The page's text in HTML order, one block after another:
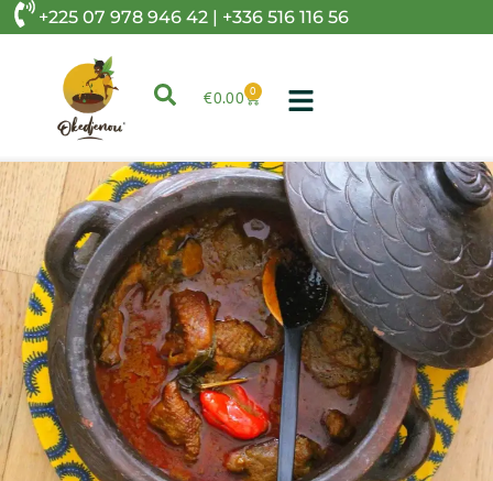
+225 07 978 946 42 | +336 516 116 56
€0.00 0